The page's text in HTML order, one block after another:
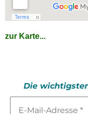
zur Karte...
Die
Mail-